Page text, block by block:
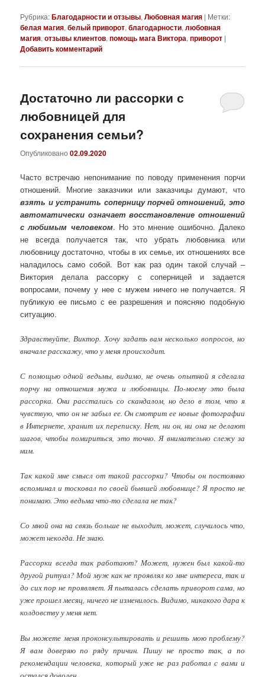
Рубрика:Благодарности и отзывы,Любовная магия | Метки:
белая магия,белый приворот,благодарности,любовная
магия,отзывы клиентов,помощь мага Виктора,приворот |
Добавить комментарий
Достаточно ли рассорки с
любовницей для
сохранения семьи?
Опубликовано02.09.2020
Часто встречаю непонимание по поводу применения порчи
отношений. Многие заказчики или заказчицы думают, что
взять и устранить соперницу порчей отношений, это
автоматически означает восстановление отношений
с любимым человеком. Но это мнение ошибочно. Далеко
не всегда получается так, что убрать любовника или
любовницу достаточно, чтобы в их семье, их отношениях все
наладилось само собой. Вот как раз один такой случай –
Виктория делала рассорку с соперницей и задается
вопросами, почему у нее с мужем ничего не получается. Я
публикую ее письмо с ее разрешения и поясняю подобную
ситуацию.
Здравствуйте, Виктор. Хочу задать вам несколько вопросов, но
вначале расскажу, что у меня происходит.
С помощью одной ведьмы, видимо, не очень опытной я сделала
порчу на отношения мужа и любовницы. По-моему это была
рассорка. Они расстались со скандалом, но дело в том, что я
чувствую, что он не забыл ее. Он смотрит ее новые фотографии
в Интернете, хранит их переписку. Нет, ни он, ни она не делают
шагов, чтобы помириться, это точно. Я внимательно слежу за
ним.
Так какой мне смысл от такой рассорки? Чтобы он постоянно
вспоминал и тосковал по своей бывшей любовнице? Я просто не
понимаю. Это ведьма что-то сделала не так?
Со мной она на связь больше не выходит, может, случилось что,
может некогда. Не знаю.
Рассорки всегда так работают? Может, нужен был какой-то
другой ритуал? Мой муж как не проявлял ко мне интереса, так и
до сих пор не проявляет. Я пыталась сделать приворот сама, но
уже прошел месяц, ничего не изменилось. Видимо, никакого дара к
колдовству у меня нет.
Вы можете меня проконсультировать и решить мою проблему?
Я вам доверяю по ряду причин. Пишу не просто так, а по
рекомендации человека, который уже не раз работал с вами и